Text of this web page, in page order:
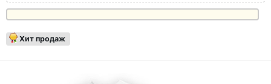
Хит продаж